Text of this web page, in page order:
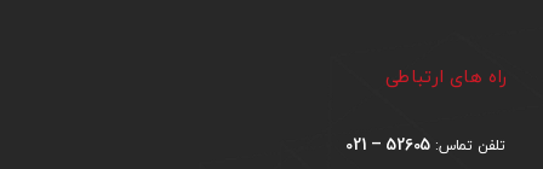
راه های ارتباطی
تلفن تماس: 52605 – 021